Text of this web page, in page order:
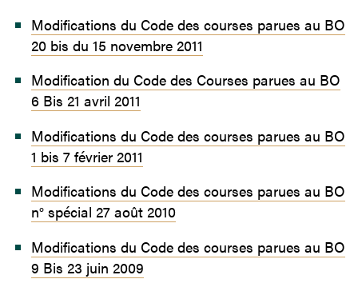
Modifications du Code des courses parues au BO
20 bis du 15 novembre 2011
Modification du Code des Courses parues au BO
6 Bis 21 avril 2011
Modifications du Code des courses parues au BO
1 bis 7 février 2011
Modifications du Code des courses parues au BO
n° spécial 27 août 2010
Modifications du Code des courses parues au BO
9 Bis 23 juin 2009